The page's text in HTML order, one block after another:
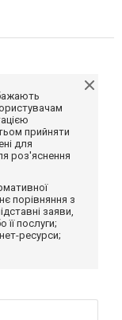
прийняти
для
роз'яснення
порівняння з
заяви,
її послуги;
ресурси;